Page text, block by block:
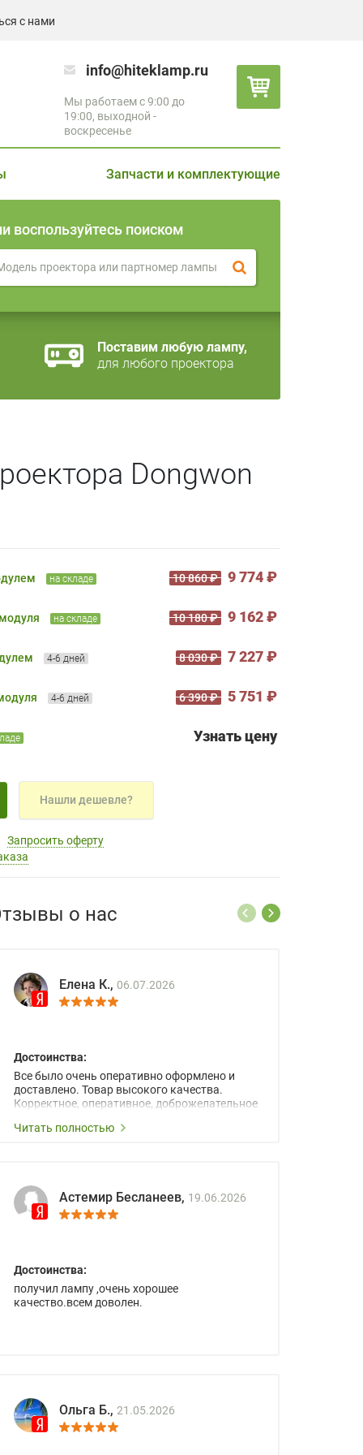
с нами
info@hiteklamp.ru
Мы работаем с 9:00 до
19:00, выходной -
воскресенье
Запчасти и комплектующие
воспользуйтесь поиском
Поставим любую лампу,
для любого проектора
Dongwon
на складе 10 860 ₽ 9 774 ₽
на складе 10 180 ₽ 9 162 ₽
4-6 дней 8 030 ₽ 7 227 ₽
4-6 дней 6 390 ₽ 5 751 ₽
Узнать цену
Нашли дешевле?
Запросить оферту
о нас
Елена К., 06.07.2026
Достоинства:
Все было очень оперативно оформлено и
доставлено. Товар высокого качества.
Корректное, оперативное, доброжелательное
Читать полностью
Астемир Бесланеев, 19.06.2026
Достоинства:
получил лампу ,очень хорошее
качество.всем доволен.
Ольга Б., 21.05.2026